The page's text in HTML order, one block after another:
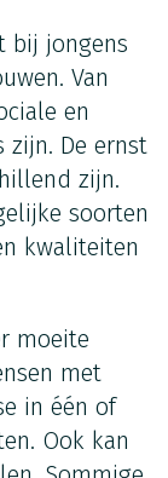
bij jongens
Van
en
zijn. De ernst
zijn.
soorten
kwaliteiten
moeite
met
in één of
Ook kan